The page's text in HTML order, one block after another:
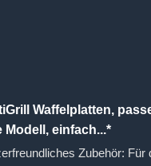
Waffelplatten,
Modell, einfach...*
Zubehör: Für